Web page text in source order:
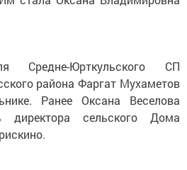
Средне-Юрткульского СП
района Фаргат Мухаметов
Ранее Оксана Веселова
директора сельского Дома